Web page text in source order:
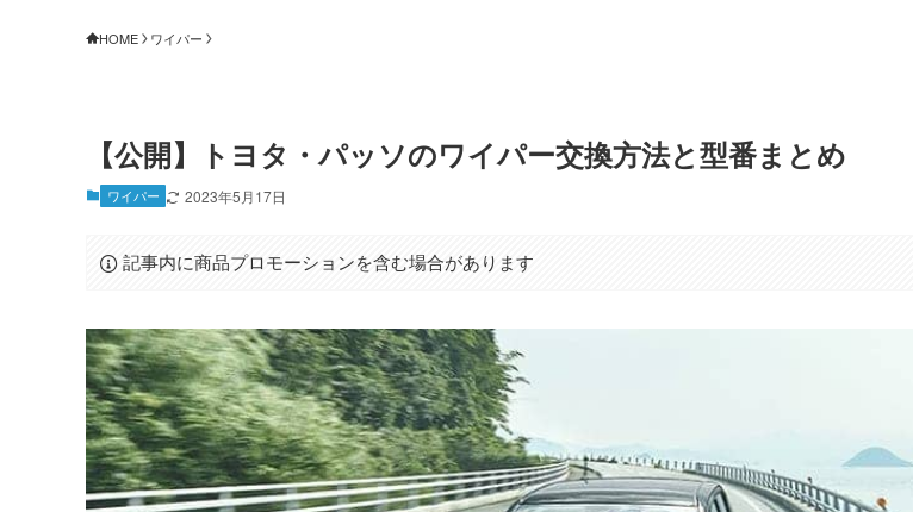
HOME ワイパー
【公開】トヨタ・パッソのワイパー交換方法と型番まとめ
ワイパー 2023年5月17日
記事内に商品プロモーションを含む場合があります